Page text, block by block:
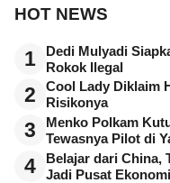
HOT NEWS
1
Dedi Mulyadi
Rokok Ilegal
2
Cool Lady Diklaim
Risikonya
3
Menko Polkam
Tewasnya Pilot di
4
Belajar dari China,
Jadi Pusat